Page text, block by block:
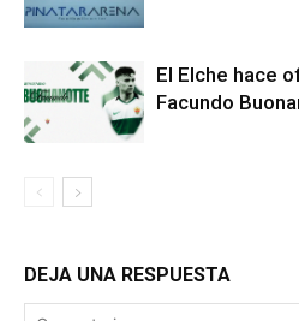
El Elche hace
Facundo
DEJA UNA RESPUESTA